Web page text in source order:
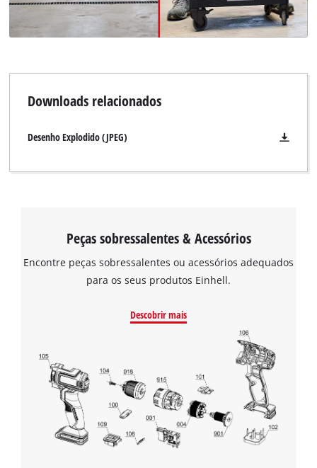
Downloads relacionados
Desenho Explodido (JPEG)
Peças sobressalentes & Acessórios
Encontre peças sobressalentes ou acessórios adequados
para os seus produtos Einhell.
Descobrir mais